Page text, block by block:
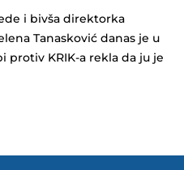
i bivša direktorka
Tanasković danas je u
protiv KRIK-a rekla da ju je